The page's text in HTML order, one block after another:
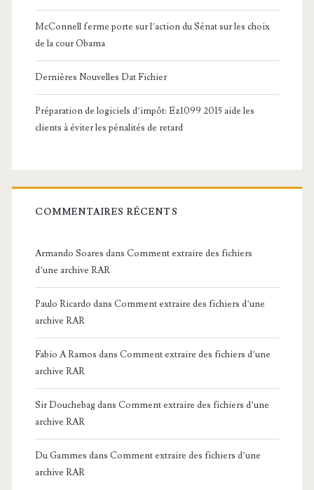
McConnell ferme porte sur l’action du Sénat sur les choix
de la cour Obama
Dernières Nouvelles Dat Fichier
Préparation de logiciels d’impôt: Ez1099 2015 aide les
clients à éviter les pénalités de retard
COMMENTAIRES RÉCENTS
Armando Soares dans Comment extraire des fichiers
d’une archive RAR
Paulo Ricardo dans Comment extraire des fichiers d’une
archive RAR
Fabio A Ramos dans Comment extraire des fichiers d’une
archive RAR
Sir Douchebagdans Comment extraire des fichiers d’une
archive RAR
Du Gammes dans Comment extraire des fichiers d’une
archive RAR